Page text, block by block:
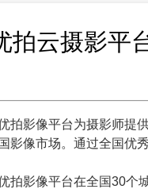
拍云摄影平
优拍影像平台为摄影师提
影像市场。通过全国优
拍影像平台在全国30个